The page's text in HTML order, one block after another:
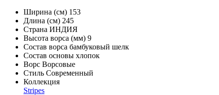
Ширина (см) 153
Длина (см) 245
Страна ИНДИЯ
Высота ворса (мм) 9
Состав ворса бамбуковый шелк
Состав основы хлопок
Ворс Ворсовые
Стиль Современный
Коллекция
Stripes